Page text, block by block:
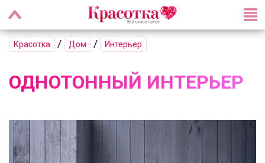
Красотка / Дом / Интерьер
ОДНОТОННЫЙ ИНТЕРЬЕР